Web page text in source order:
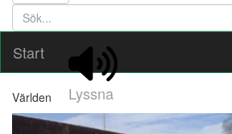
Söktext
Start
Lyssna
Världen